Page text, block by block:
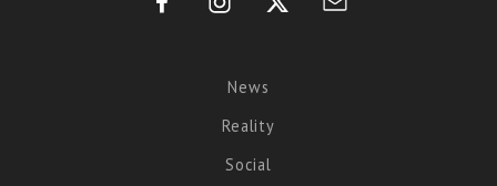
News
Reality
Social